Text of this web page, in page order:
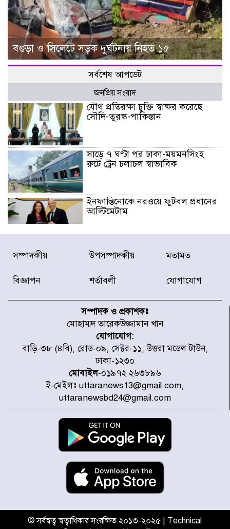
বগুড়া ও সিলেটে সড়ক দুর্ঘটনায় নিহত ১৫
সর্বশেষ আপডেট
জনপ্রিয় সংবাদ
যৌথ প্রতিরক্ষা চুক্তি স্বাক্ষর করেছে
সৌদি-তুরস্ক-পাকিস্তান
সাড়ে ৭ ঘণ্টা পর ঢাকা-ময়মনসিংহ
রুটে ট্রেন চলাচল স্বাভাবিক
ইনফান্তিনোকে নরওয়ে ফুটবল প্রধানের
আল্টিমেটাম
দেশে ভারি বৃষ্টির সতর্কবার্তা, ১০
জেলায় বন্যার পূর্বাভাস
স্থাপনের উদ্যোগ চান মিয়া ব্যাপারীর
৭ জেলায় ঝোড়ো হাওয়াসহ বজ্রবৃষ্টির
শঙ্কা
বগুড়া ও সিলেটে সড়ক দুর্ঘটনায় নিহত
১৫
জুলাইয়ে দেশজুড়ে ৪৫৮টি সড়ক
দুর্ঘটনায় ৪১৬ জন নিহত হয়েছেন
হারিয়ে যাওয়া শিশুকে পরিবারের কাছে
ফিরিয়ে প্রশংসায় ভাসছেন খিলক্ষেত
সম্পাদকীয় উপসম্পাদকীয় মতামত
বিজ্ঞাপন শর্তাবলী যোগাযোগ
সম্পাদক ও প্রকাশকঃ
মোহাম্মদ তারেকউজ্জামান খান
যোগাযোগ:
বাড়ি-৩৮ (৪বি), রোড-০৯, সেক্টর-১১, উত্তরা মডেল টাউন,
ঢাকা-১২৩০
মোবাইল-০১৯৭২ ২৬৩৮৯৬
ই-মেইলঃ uttaranews13@gmail.com,
uttaranewsbd24@gmail.com
© সর্বস্বত্ব স্বত্বাধিকার সংরক্ষিত ২০১৩-২০২৫ | Technical